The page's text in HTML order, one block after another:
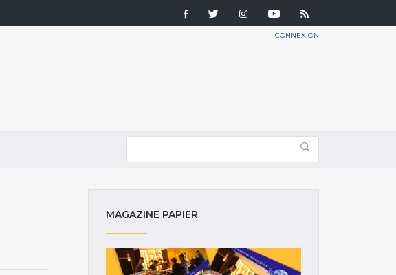
CONNEXION
MAGAZINE PAPIER